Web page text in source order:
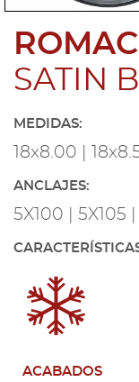
SATIN
MEDIDAS:
18x8.00 |
ANCLAJES:
5X100 | 5X105 |
ACABADOS